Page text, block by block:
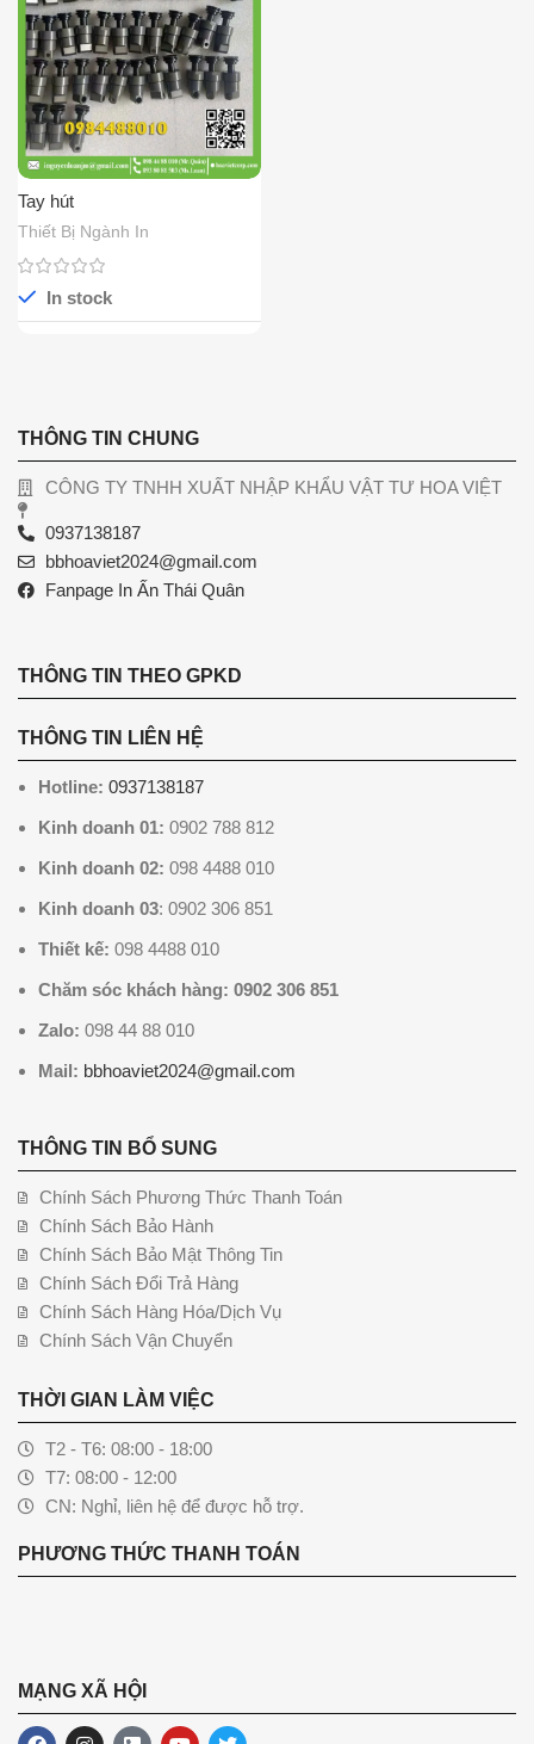
Tay hút
Thiết Bị Ngành In
In stock
THÔNG TIN CHUNG
CÔNG TY TNHH XUẤT NHẬP KHẨU VẬT TƯ HOA VIỆT
0937138187
bbhoaviet2024@gmail.com
Fanpage In Ấn Thái Quân
THÔNG TIN THEO GPKD
THÔNG TIN LIÊN HỆ
Hotline: 0937138187
Kinh doanh 01: 0902 788 812
Kinh doanh 02: 098 4488 010
Kinh doanh 03: 0902 306 851
Thiết kế: 098 4488 010
Chăm sóc khách hàng: 0902 306 851
Zalo: 098 44 88 010
Mail: bbhoaviet2024@gmail.com
THÔNG TIN BỔ SUNG
Chính Sách Phương Thức Thanh Toán
Chính Sách Bảo Hành
Chính Sách Bảo Mật Thông Tin
Chính Sách Đổi Trả Hàng
Chính Sách Hàng Hóa/Dịch Vụ
Chính Sách Vận Chuyển
THỜI GIAN LÀM VIỆC
T2 - T6: 08:00 - 18:00
T7: 08:00 - 12:00
CN: Nghỉ, liên hệ để được hỗ trợ.
PHƯƠNG THỨC THANH TOÁN
MẠNG XÃ HỘI